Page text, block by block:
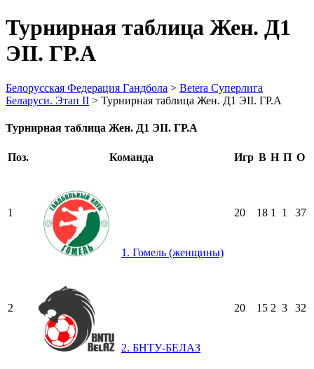
Турнирная таблица Жен. Д1
ЭII. ГР.А
Белорусская Федерация Гандбола > Betera Суперлига
Беларуси. Этап II > Турнирная таблица Жен. Д1 ЭII. ГР.А
Турнирная таблица Жен. Д1 ЭII. ГР.А
Поз. Команда Игр В Н П О
1
1. Гомель (женщины)
20 18 1 1 37
2
2. БНТУ-БЕЛАЗ
20 15 2 3 32